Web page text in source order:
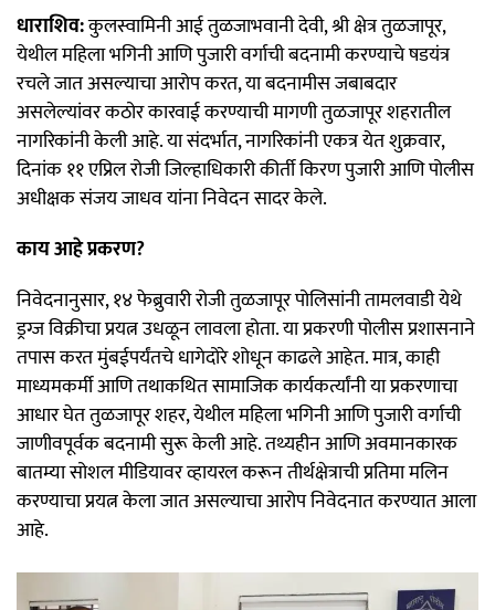
धाराशिव:कुलस्वामिनी आई तुळजाभवानी देवी, श्री क्षेत्र तुळजापूर,
येथील महिला भगिनी आणि पुजारी वर्गाची बदनामी करण्याचे षडयंत्र
रचले जात असल्याचा आरोप करत, या बदनामीस जबाबदार
असलेल्यांवर कठोर कारवाई करण्याची मागणी तुळजापूर शहरातील
नागरिकांनी केली आहे. या संदर्भात, नागरिकांनी एकत्र येत शुक्रवार,
दिनांक ११ एप्रिल रोजी जिल्हाधिकारी कीर्ती किरण पुजारी आणि पोलीस
अधीक्षक संजय जाधव यांना निवेदन सादर केले.
काय आहे प्रकरण?
निवेदनानुसार, १४ फेब्रुवारी रोजी तुळजापूर पोलिसांनी तामलवाडी येथे
ड्रग्ज विक्रीचा प्रयत्न उधळून लावला होता. या प्रकरणी पोलीस प्रशासनाने
तपास करत मुंबईपर्यंतचे धागेदोरे शोधून काढले आहेत. मात्र, काही
माध्यमकर्मी आणि तथाकथित सामाजिक कार्यकर्त्यांनी या प्रकरणाचा
आधार घेत तुळजापूर शहर, येथील महिला भगिनी आणि पुजारी वर्गाची
जाणीवपूर्वक बदनामी सुरू केली आहे. तथ्यहीन आणि अवमानकारक
बातम्या सोशल मीडियावर व्हायरल करून तीर्थक्षेत्राची प्रतिमा मलिन
करण्याचा प्रयत्न केला जात असल्याचा आरोप निवेदनात करण्यात आला
आहे.